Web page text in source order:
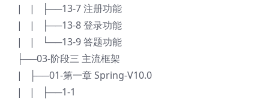
| | ├──13-7 注册功能
| | ├──13-8 登录功能
| | └──13-9 答题功能
├──03-阶段三 主流框架
| ├──01-第一章 Spring-V10.0
| | ├──1-1